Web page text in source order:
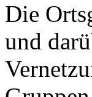
Die
und